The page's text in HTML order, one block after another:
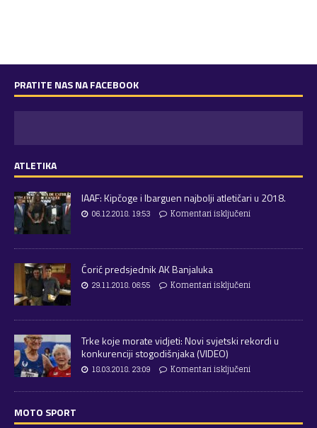
PRATITE NAS NA FACEBOOK
ATLETIKA
IAAF: Kipčoge i Ibarguen najbolji atletičari u 2018.
06.12.2018. 19:53 Komentari isključeni
Ćorić predsjednik AK Banjaluka
29.11.2018. 06:55 Komentari isključeni
Trke koje morate vidjeti: Novi svjetski rekordi u
konkurenciji stogodišnjaka (VIDEO)
18.03.2018. 23:09 Komentari isključeni
MOTO SPORT